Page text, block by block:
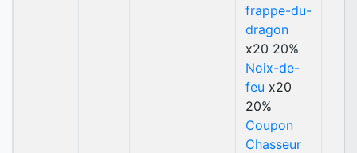
frappe-du-
dragon
x20 20%
Noix-de-
feu x20
20%
Coupon
Chasseur